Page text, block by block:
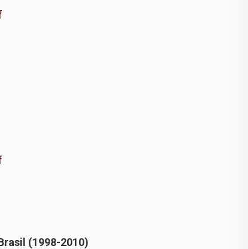
(1998-2010)